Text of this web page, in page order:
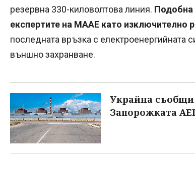
резервна 330-киловолтова линия. Подобна
експертите на МААЕ като изключително
последната връзка с
външно захранване.
Украйна съобщи
Запорожката